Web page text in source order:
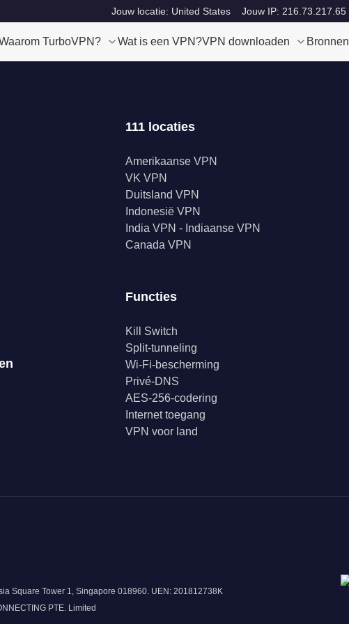
Jouw locatie: United States Jouw IP: 216.73.217.65
TurboVPN? Wat is een VPN?VPN downloaden Bronnen
111 locaties
Amerikaanse VPN
VK VPN
Duitsland VPN
Indonesië VPN
India VPN - Indiaanse VPN
Canada VPN
Functies
Kill Switch
Split-tunneling
Wi-Fi-bescherming
Privé-DNS
AES-256-codering
Internet toegang
VPN voor land
Square Tower 1, Singapore 018960. UEN: 201812738K
PTE. Limited